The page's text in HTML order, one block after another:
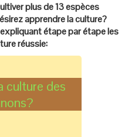
plus de 13 espèces
apprendre la culture?
étape par étape les
réussie:
culture des